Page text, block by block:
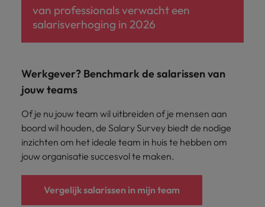
van professionals verwacht een
salarisverhoging in 2026
Werkgever? Benchmark de salarissen van
jouw teams
Of je nu jouw team wil uitbreiden of je mensen aan
boord wil houden, de Salary Survey biedt de nodige
inzichten om het ideale team in huis te hebben om
jouw organisatie succesvol te maken.
Vergelijk salarissen in mijn team